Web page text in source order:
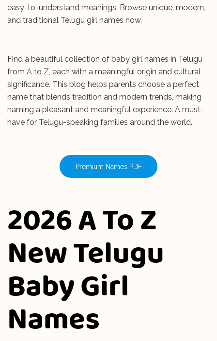
easy-to-understand meanings. Browse unique, modern,
and traditional Telugu girl names now.
Find a beautiful collection of baby girl names in Telugu
from A to Z, each with a meaningful origin and cultural
significance. This blog helps parents choose a perfect
name that blends tradition and modern trends, making
naming a pleasant and meaningful experience. A must-
have for Telugu-speaking families around the world.
Premium Names PDF
2026 A To Z
New Telugu
Baby Girl
Names